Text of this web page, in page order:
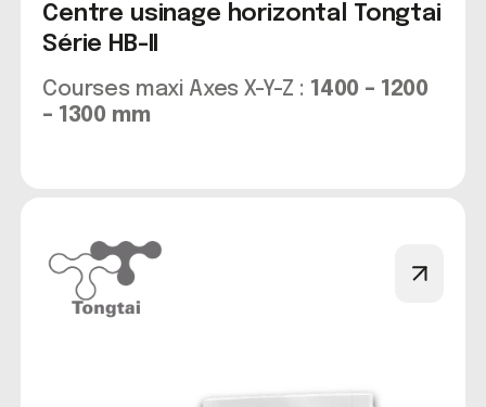
Centre usinage horizontal Tongtai
Série HB-II
Courses maxi Axes X-Y-Z : 1400 – 1200
– 1300 mm